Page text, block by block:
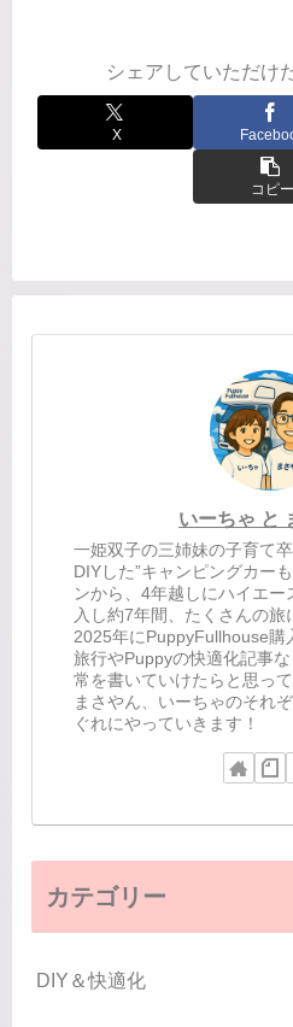
シェアしていただけ
X
コピー
いーちゃ と
一姫双子の三姉妹の子育て
DIYした”キャンピングカー
ンから、4年越しにハイエ
入し約7年間、たくさんの旅
2025年にPuppyFullhouse購
旅行やPuppyの快適化記事
常を書いていけたらと思って
まさやん、いーちゃのそれ
ぐれにやっていきます！
カテゴリー
DIY＆快適化